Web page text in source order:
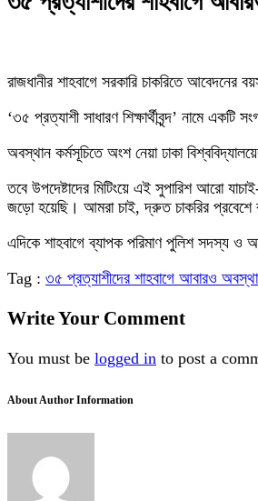
রাজধানীর শাহবাগে সরকারি চাকরিতে
‘৩৫ প্রত্যাশী সাধারণ শিক্ষার্থীবৃন্দ’ নামে
অবস্থান কর্মসূচিতে অংশ নেয়া ঢাকা
তবে উপদেষ্টাদের মিটিংয়ে এই সুপারিশ আরো
জড়ো হয়েছি। আমরা চাই, দ্রুত চাকরির
এদিকে শাহবাগে ব্যাপক পরিমাণ পুলিশ সদস্য ও
Tag : ৩৫ প্রত্যাশীদের শাহবাগে আবারও
Write Your Comment
You must be logged in to post a
About Author Information